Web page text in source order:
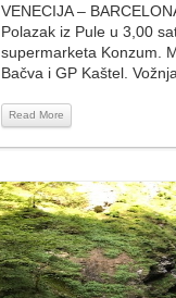
VENECIJA –
Polazak iz Pule u 3,00
supermarketa Konzum.
Bačva i GP Kaštel.
Read More